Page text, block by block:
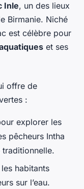
Inle, un des lieux
Birmanie. Niché
est célèbre pour
et ses
offre de
:
explorer les
pêcheurs Intha
habitants
sur l’eau.